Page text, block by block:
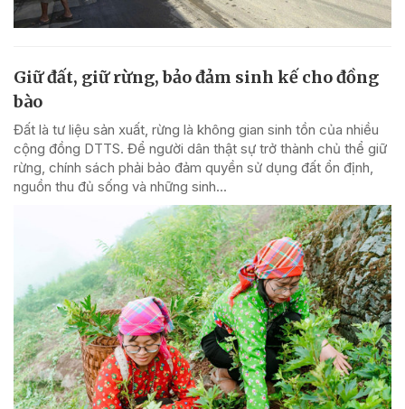
Giữ đất, giữ rừng, bảo đảm sinh kế cho đồng
bào
Đất là tư liệu sản xuất, rừng là không gian sinh tồn của nhiều
cộng đồng DTTS. Để người dân thật sự trở thành chủ thể giữ
rừng, chính sách phải bảo đảm quyền sử dụng đất ổn định,
nguồn thu đủ sống và những sinh...